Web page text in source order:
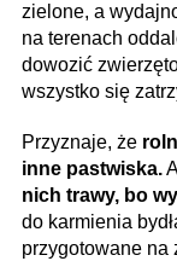
zielone, a
na terenach
dowozić
wszystko się
Przyznaje, że
inne pastwiska.
nich trawy, bo
do karmienia
przygotowane na